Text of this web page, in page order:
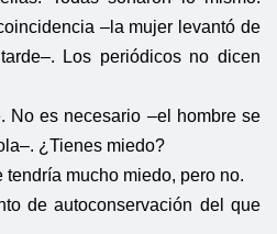
–la mujer levantó de
Los periódicos no dicen
es necesario –el hombre se
¿Tienes miedo?
mucho miedo, pero no.
de autoconservación del que